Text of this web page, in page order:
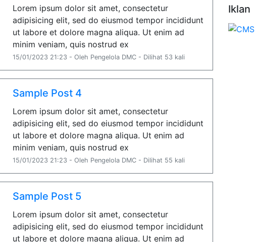
Lorem ipsum dolor sit amet, consectetur
adipisicing elit, sed do eiusmod tempor incididunt
ut labore et dolore magna aliqua. Ut enim ad
minim veniam, quis nostrud ex
15/01/2023 21:23 - Oleh Pengelola DMC - Dilihat 53 kali
Sample Post 4
Lorem ipsum dolor sit amet, consectetur
adipisicing elit, sed do eiusmod tempor incididunt
ut labore et dolore magna aliqua. Ut enim ad
minim veniam, quis nostrud ex
15/01/2023 21:23 - Oleh Pengelola DMC - Dilihat 55 kali
Sample Post 5
Lorem ipsum dolor sit amet, consectetur
adipisicing elit, sed do eiusmod tempor incididunt
ut labore et dolore magna aliqua. Ut enim ad
Iklan